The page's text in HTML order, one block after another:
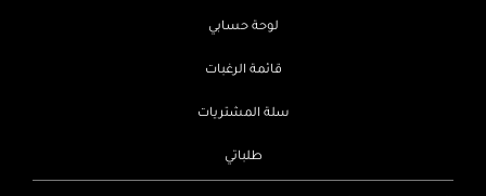
لوحة حسابي
قائمة الرغبات
سلة المشتريات
طلباتي